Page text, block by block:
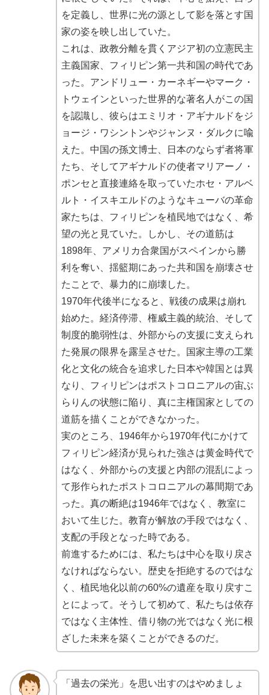
を定義し、世界に光の源として影を落とす国
家の姿を映し出していた。
これは、政教分離を貫くアジア初の立憲民主
主義国家、フィリピン第一共和国の時代であ
った。アンドリュー・カーネギーやマーク・
トウェインといった世界的な著名人がこの国
を認識し、彼らはエミリオ・アギナルドをジ
ョージ・ワシントンやジャンヌ・ダルクに喩
えた。中国の孫文博士、日本のならず者将軍
たち、そしてアギナルドの使者マリアーノ・
ポンセと直接連絡を取っていたホセ・アルベ
ルト・イスキエルドのようなキューバの革命
家たちは、フィリピンを植民地ではなく、希
望の光と見ていた。しかし、その道筋は
1898年、アメリカ合衆国がスペインから勝
利を奪い、揺籃期にあった共和国を崩壊させ
たことで、暴力的に崩壊した。
1970年代後半になると、戦後の成果は崩れ
始めた。経済停滞、権威主義的統治、そして
制度的脆弱性は、外部からの支援に支えられ
た発展の限界を露呈させた。国家主導の工業
化と文化の統合を追求した日本や韓国とは異
なり、フィリピンはポストコロニアルの宙ぶ
らりんの状態に陥り、真に主権国家としての
道筋を描くことができなかった。
実のところ、1946年から1970年代にかけて
フィリピン経済が見られた強さは黄金時代で
はなく、外部からの支援と内部の混乱によっ
て形作られたポストコロニアルの幕間期であ
った。真の断絶は1946年ではなく、教室に
おいて生じた。教育が解放の手段ではなく、
支配の手段となった時である。
前進するためには、私たちは中心を取り戻さ
なければならない。歴史を拒絶するのではな
く、植民地化以前の60%の遺産を取り戻すこ
とによって。そうして初めて、私たちは依存
ではなく主体性、借り物の光ではなく光に根
ざした未来を築くことができるのだ。
「過去の栄光」を思い出すのはやめましょ